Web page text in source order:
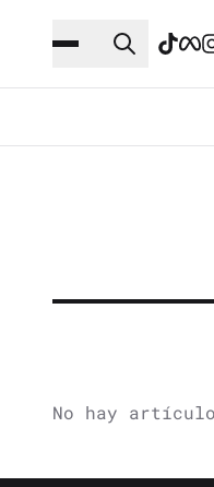
No hay